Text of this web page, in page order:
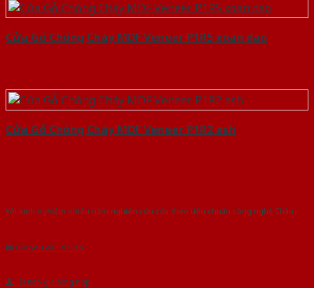
Cửa Gỗ Chống Cháy MDF Veneer P1R5 xoan dao
Cửa Gỗ Chống Cháy MDF Veneer P1R2 ash
Với kinh nghiệm nhiêu năm nghiên cứu cửa theo tiêu chuẩn công nghệ Châu
Gửi yêu cầu tư vấn
Tải báo giá tổng hợp